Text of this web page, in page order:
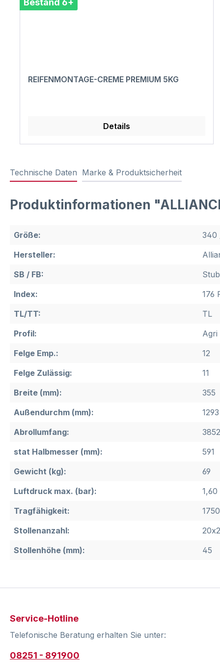
Bestand 6+
REIFENMONTAGE-CREME PREMIUM 5KG
Details
Technische Daten Marke & Produktsicherheit
Produktinformationen
Größe:
340
Hersteller:
SB / FB:
Index:
176
TL/TT:
TL
Profil:
Agri
Felge Emp.:
12
Felge Zulässig:
11
Breite (mm):
355
Außendurchm (mm):
1293
Abrollumfang:
3852
stat Halbmesser (mm):
591
Gewicht (kg):
69
Luftdruck max. (bar):
1,60
Tragfähigkeit:
Stollenanzahl:
20x2
Stollenhöhe (mm):
45
Service-Hotline
Telefonische Beratung erhalten Sie unter:
08251 - 891900